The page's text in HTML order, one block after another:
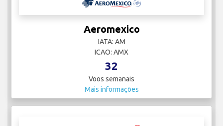
Aeromexico
IATA: AM
ICAO: AMX
32
Voos semanais
Mais informações